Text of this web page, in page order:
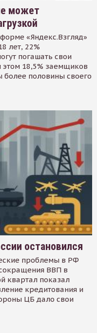
может
«Яндекс.Взгляд»
лет, 22%
погашать свои
18,5% заемщиков
половины своего
остановился
проблемы в РФ
ВВП в
квартал показал
кредитования и
ЦБ дало свои